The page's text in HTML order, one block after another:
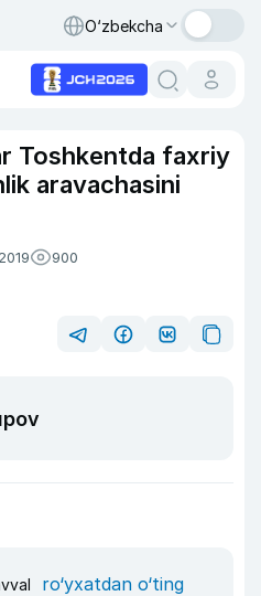
O‘zbekcha
Toshkentda faxriy
aravachasini
900
ro‘yxatdan o‘ting